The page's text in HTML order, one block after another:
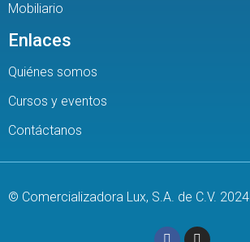
Mobiliario
Enlaces
Quiénes somos
Cursos y eventos
Contáctanos
© Comercializadora Lux, S.A. de C.V. 2024